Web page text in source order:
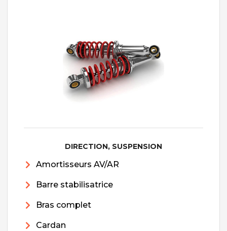
DIRECTION, SUSPENSION
Amortisseurs AV/AR
Barre stabilisatrice
Bras complet
Cardan